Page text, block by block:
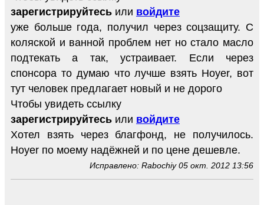
зарегистрируйтесь или войдите
уже больше года, получил через соцзащиту. С
коляской и ванной проблем нет но стало масло
подтекать а так, устраивает. Если через
спонсора то думаю что лучше взять Hoyer, вот
тут человек предлагает новый и не дорого
Чтобы увидеть ссылку
зарегистрируйтесь или войдите
Хотел взять через благфонд, не получилось.
Hoyer по моему надёжней и по цене дешевле.
Исправлено: Rabochiy 05 окт. 2012 13:56